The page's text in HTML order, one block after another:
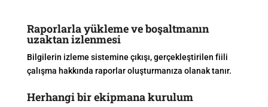
Raporlarla yükleme ve boşaltmanın
uzaktan izlenmesi
Bilgilerin izleme sistemine çıkışı, gerçekleştirilen fiili
çalışma hakkında raporlar oluşturmanıza olanak tanır.
Herhangi bir ekipmana kurulum